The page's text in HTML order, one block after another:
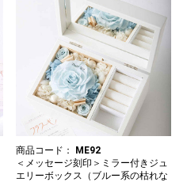
商品コード：
ME92
＜メッセージ刻印＞ミラー付きジュ
エリーボックス（ブルー系の枯れな